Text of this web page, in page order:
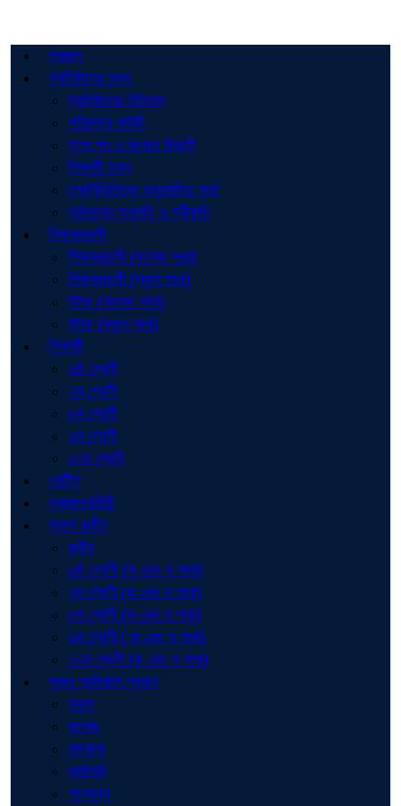
প্রচ্ছদ
প্রতিষ্ঠানের তথ্য
প্রতিষ্ঠানের ইতিহাস
পরিচালনা কমিটি
শূণ্য পদ ও জনবল বিবরণী
শিক্ষার্থী তথ্য
শ্রেণিভিত্তিক অনুমোদিত শাখা
পাঠদানের অনুমতি ও স্বীকৃতি
শিক্ষকমন্ডলী
শিক্ষকমন্ডলী (কলেজ শাখা)
শিক্ষকমন্ডলী (স্কুল শাখা)
স্টাফ (কলেজ শাখা)
স্টাফ (স্কুল শাখা)
শিক্ষার্থী
৬ষ্ঠ শ্রেণী
৭ম শ্রেণী
৮ম শ্রেণী
৯ম শ্রেণী
১০ম শ্রেণী
নোটিশ
প্রজ্ঞাপন/চিঠি
ক্লাশ রুটিন
রুটিন
৬ষ্ঠ শ্রেণী (ক এবং খ শাখা)
৭ম শ্রেণী (ক এবং খ শাখা)
৮ম শ্রেণী (ক এবং খ শাখা)
৯ম শ্রেণী ( ক এবং খ শাখা)
১০ম শ্রেণী (ক এবং খ শাখা)
সকল প্রতিষ্ঠান প্রধান
স্কুল
কলেজ
মাদ্রাসা
কারিগরি
অন্যান্য